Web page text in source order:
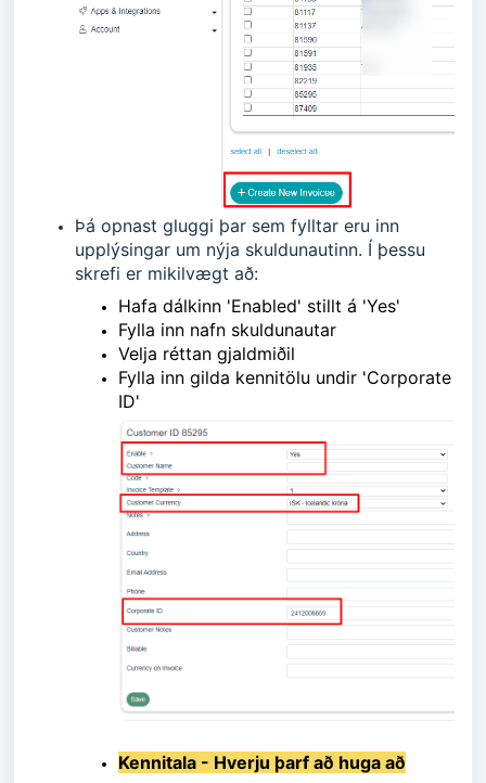
Þá opnast gluggi þar sem fylltar eru inn
upplýsingar um nýja skuldunautinn. Í þessu
skrefi er mikilvægt að:
Hafa dálkinn 'Enabled' stillt á 'Yes'
Fylla inn nafn skuldunautar
Velja réttan gjaldmiðil
Fylla inn gilda kennitölu undir 'Corporate
ID'
Kennitala - Hverju þarf að huga að